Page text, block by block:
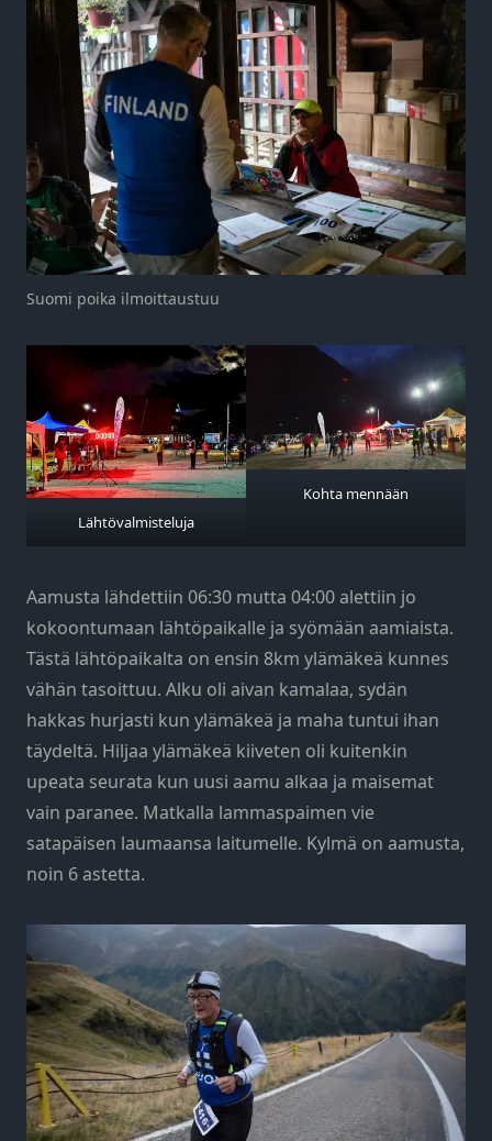
Suomi poika ilmoittaustuu
Lähtövalmisteluja
Kohta mennään
Aamusta lähdettiin 06:30 mutta 04:00 alettiin jo
kokoontumaan lähtöpaikalle ja syömään aamiaista.
Tästä lähtöpaikalta on ensin 8km ylämäkeä kunnes
vähän tasoittuu. Alku oli aivan kamalaa, sydän
hakkas hurjasti kun ylämäkeä ja maha tuntui ihan
täydeltä. Hiljaa ylämäkeä kiiveten oli kuitenkin
upeata seurata kun uusi aamu alkaa ja maisemat
vain paranee. Matkalla lammaspaimen vie
satapäisen laumaansa laitumelle. Kylmä on aamusta,
noin 6 astetta.